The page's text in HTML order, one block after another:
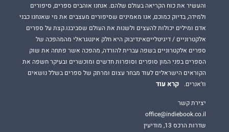
והעשיר את כוח הקריאה בעולם שלהם. אנחנו אוהבים ספרים, סיפורים
ולמידה, בדיוק כמוכם, אנו מאמינים שסיפורים מעצבים את מי שאנחנו כבני
אדם ומילים יכולות להעצים ולשנות את העולם שסביבנו.קצת על ספרים
אלקטרוניים / דיגיטלייםאינדיבוק היא חלק אינטגראלי מהמהפכה של
ספרים אלקטרוניים בשפה עברית להורדה, מהפכה אשר פתחה את שוק
הספרים בפני המון סופרים וסופרות חדשים ומוכשרים ובעיקר חשפה את
הקוראים הישראלים לעוד מבחר עצום ומרתק של ספרים בשלל נושאים
וז'אנרים.
קרא עוד
יצירת קשר
office@indiebook.co.il
שדרות הרכס 13, מודיעין